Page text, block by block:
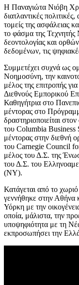
Η Παναγιώτα Νιόβη
διατλαντικές
τομείς της ασφάλειας
το φάσμα της
δεοντολογίας και
δεδομένων, τις
Συμμετέχει συχνά ως
Νοημοσύνη, την
μέλος της επιτροπής
Διεθνούς Εμπορικού
Καθηγήτρια στο
μέντορας στο
δραστηριοποιείται
του Columbia Business
μέντορας στην διεθνή
του Carnegie Council
μέλος του Δ.Σ. της
του Δ.Σ. του
(ΝΥ).
Κατάγεται από το
γεννήθηκε στην Αθήνα
Υόρκη με την
οποία, μάλιστα, την
υποψηφιότητα με τη
εκπροσωπήσει την